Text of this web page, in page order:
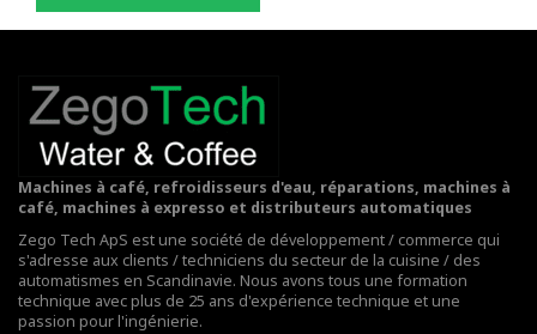
Machines à café, refroidisseurs d'eau, réparations, machines à
café, machines à expresso et distributeurs automatiques
Zego Tech ApS est une société de développement / commerce qui
s'adresse aux clients / techniciens du secteur de la cuisine / des
automatismes en Scandinavie. Nous avons tous une formation
technique avec plus de 25 ans d'expérience technique et une
passion pour l'ingénierie.